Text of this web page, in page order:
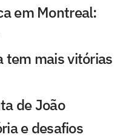
em Montreal:
tem mais vitórias
de João
e desafios